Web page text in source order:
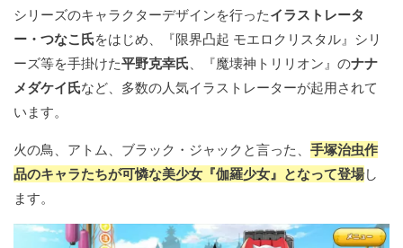
シリーズのキャラクターデザインを行ったイラストレータ
ー・つなこ氏をはじめ、『限界凸起 モエロクリスタル』シリ
ーズ等を手掛けた平野克幸氏 、『魔壊神トリリオン』のナナ
メダケイ氏など、多数の人気イラストレーターが起用されて
います。
火の鳥、アトム、ブラック・ジャックと言った、 手塚治虫作
品のキャラたちが可憐な美少女『伽羅少女』となって登場し
ます。